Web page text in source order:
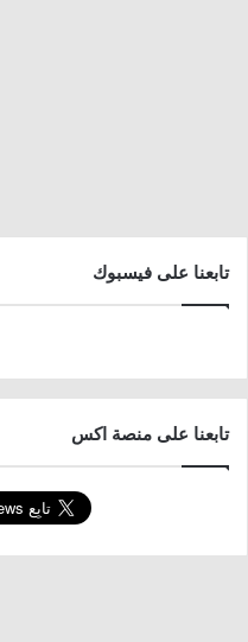
تابعنا على فيسبوك
تابعنا على منصة اكس